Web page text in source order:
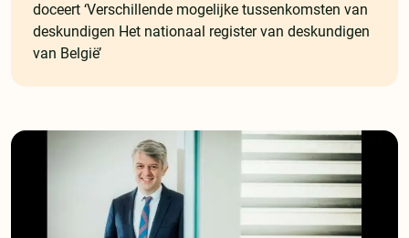
doceert ‘Verschillende mogelijke tussenkomsten van
deskundigen Het nationaal register van deskundigen
van België’